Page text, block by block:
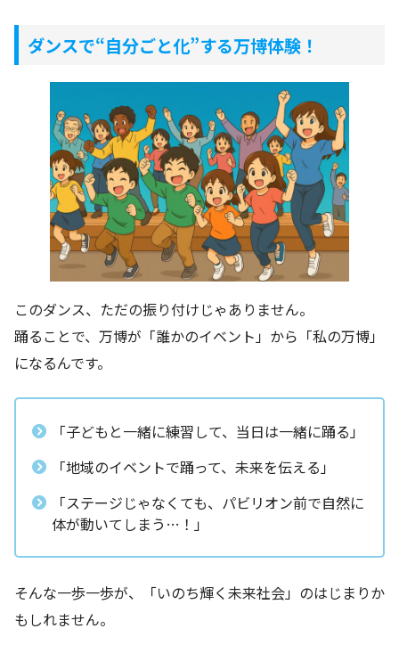
ダンスで“自分ごと化”する万博体験！
このダンス、ただの振り付けじゃありません。
踊ることで、万博が「誰かのイベント」から「私の万博」
になるんです。
「子どもと一緒に練習して、当日は一緒に踊る」
「地域のイベントで踊って、未来を伝える」
「ステージじゃなくても、パビリオン前で自然に
体が動いてしまう…！」
そんな一歩一歩が、「いのち輝く未来社会」のはじまりか
もしれません。